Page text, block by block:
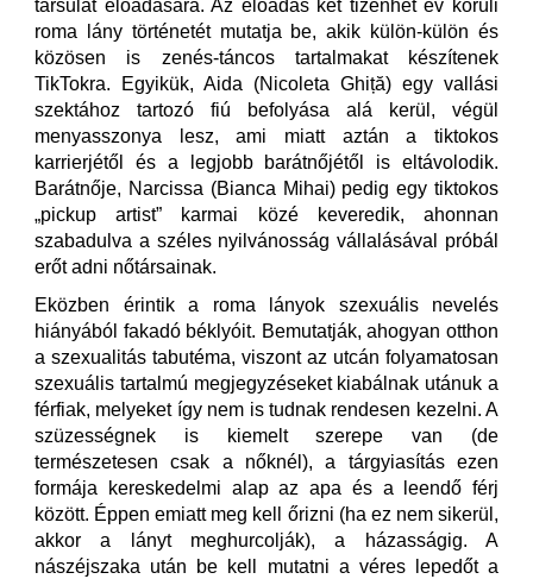
társulat előadására. Az előadás két tizenhét év körüli
roma lány történetét mutatja be, akik külön-külön és
közösen is zenés-táncos tartalmakat készítenek
TikTokra. Egyikük, Aida (Nicoleta Ghiță) egy vallási
szektához tartozó fiú befolyása alá kerül, végül
menyasszonya lesz, ami miatt aztán a tiktokos
karrierjétől és a legjobb barátnőjétől is eltávolodik.
Barátnője, Narcissa (Bianca Mihai) pedig egy tiktokos
„pickup artist” karmai közé keveredik, ahonnan
szabadulva a széles nyilvánosság vállalásával próbál
erőt adni nőtársainak.
Eközben érintik a roma lányok szexuális nevelés
hiányából fakadó béklyóit. Bemutatják, ahogyan otthon
a szexualitás tabutéma, viszont az utcán folyamatosan
szexuális tartalmú megjegyzéseket kiabálnak utánuk a
férfiak, melyeket így nem is tudnak rendesen kezelni. A
szüzességnek is kiemelt szerepe van (de
természetesen csak a nőknél), a tárgyiasítás ezen
formája kereskedelmi alap az apa és a leendő férj
között. Éppen emiatt meg kell őrizni (ha ez nem sikerül,
akkor a lányt meghurcolják), a házasságig. A
nászéjszaka után be kell mutatni a véres lepedőt a